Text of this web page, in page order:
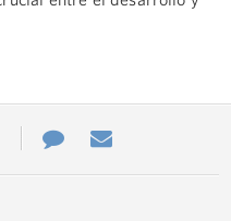
More
Contact
Us